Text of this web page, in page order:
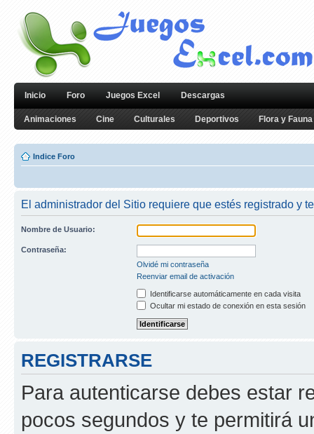
Inicio Foro Juegos Excel Descargas
Animaciones Cine Culturales Deportivos Flora y Fauna
Indice Foro
El administrador del Sitio requiere que estés registrado y
Nombre de Usuario:
Contraseña:
Olvidé mi contraseña
Reenviar email de activación
Identificarse automáticamente en cada visita
Ocultar mi estado de conexión en esta sesión
REGISTRARSE
Para autenticarse debes estar
pocos segundos y te permitirá